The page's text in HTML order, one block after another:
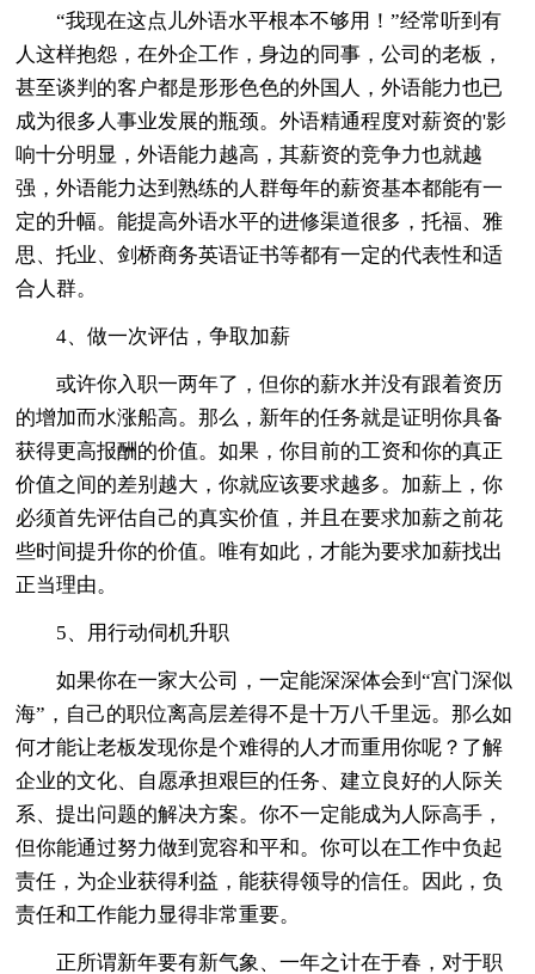
“我现在这点儿外语水平根本不够用！”经常听到有
人这样抱怨，在外企工作，身边的同事，公司的老板，
甚至谈判的客户都是形形色色的外国人，外语能力也已
成为很多人事业发展的瓶颈。外语精通程度对薪资的'影
响十分明显，外语能力越高，其薪资的竞争力也就越
强，外语能力达到熟练的人群每年的薪资基本都能有一
定的升幅。能提高外语水平的进修渠道很多，托福、雅
思、托业、剑桥商务英语证书等都有一定的代表性和适
合人群。
4、做一次评估，争取加薪
或许你入职一两年了，但你的薪水并没有跟着资历
的增加而水涨船高。那么，新年的任务就是证明你具备
获得更高报酬的价值。如果，你目前的工资和你的真正
价值之间的差别越大，你就应该要求越多。加薪上，你
必须首先评估自己的真实价值，并且在要求加薪之前花
些时间提升你的价值。唯有如此，才能为要求加薪找出
正当理由。
5、用行动伺机升职
如果你在一家大公司，一定能深深体会到“宫门深似
海”，自己的职位离高层差得不是十万八千里远。那么如
何才能让老板发现你是个难得的人才而重用你呢？了解
企业的文化、自愿承担艰巨的任务、建立良好的人际关
系、提出问题的解决方案。你不一定能成为人际高手，
但你能通过努力做到宽容和平和。你可以在工作中负起
责任，为企业获得利益，能获得领导的信任。因此，负
责任和工作能力显得非常重要。
正所谓新年要有新气象、一年之计在于春，对于职